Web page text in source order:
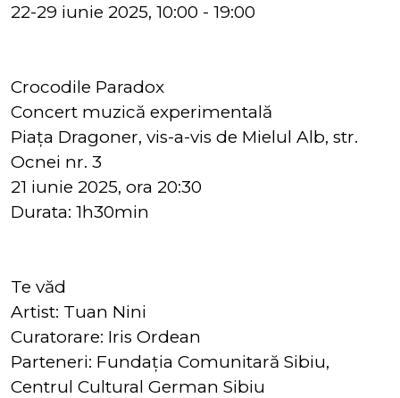
22-29 iunie 2025, 10:00 - 19:00
Crocodile Paradox
Concert muzică experimentală
Piața Dragoner, vis-a-vis de Mielul Alb, str.
Ocnei nr. 3
21 iunie 2025, ora 20:30
Durata: 1h30min
Te văd
Artist: Tuan Nini
Curatorare: Iris Ordean
Parteneri: Fundația Comunitară Sibiu,
Centrul Cultural German Sibiu